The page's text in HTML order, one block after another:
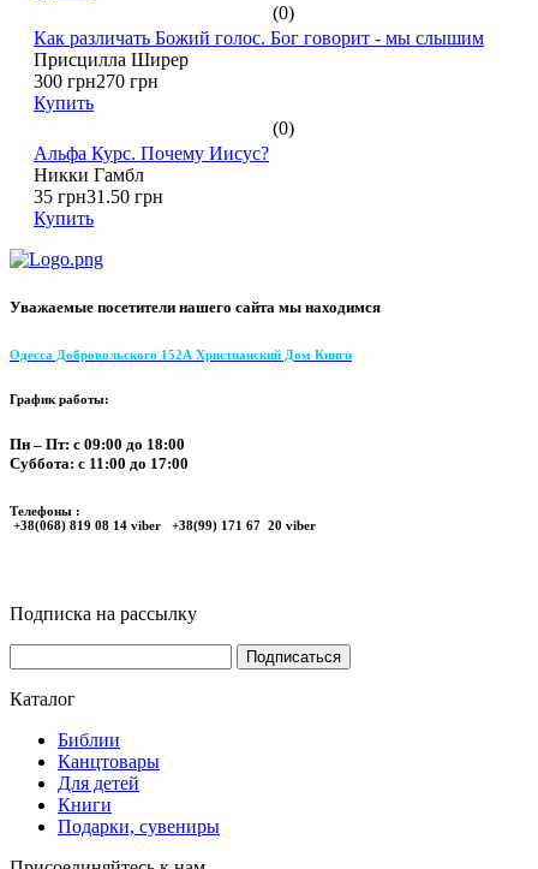
(0)
Как различать Божий голос. Бог говорит - мы слышим
Присцилла Ширер
300 грн270 грн
Купить
(0)
Альфа Курс. Почему Иисус?
Никки Гамбл
35 грн31.50 грн
Купить
Уважаемые посетители нашего сайта мы находимся
Одесса Добровольского 152А Христианский Дом Книги
График работы:
Пн – Пт: с 09:00 до 18:00
Суббота: с 11:00 до 17:00
Телефоны :
+38(068) 819 08 14 viber +38(99) 171 67 20 viber
Подписка на рассылку
Каталог
Библии
Канцтовары
Для детей
Книги
Подарки, сувениры